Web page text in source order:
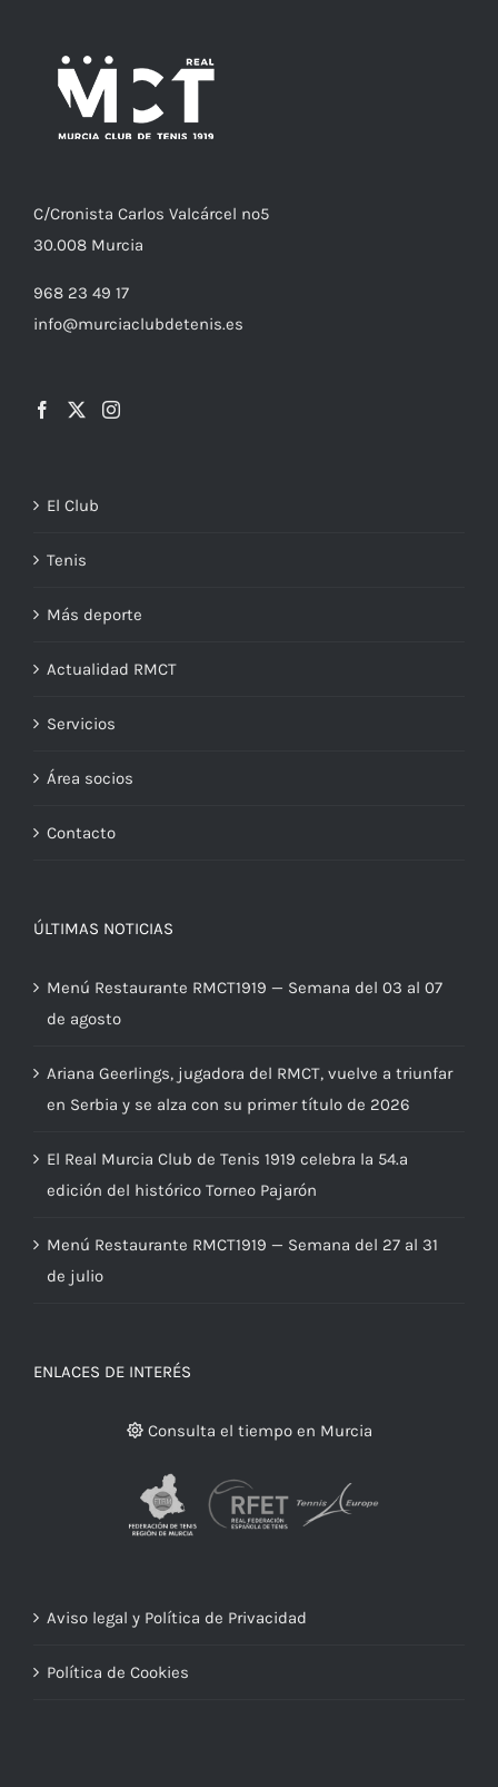
C/Cronista Carlos Valcárcel nº5
30.008 Murcia
968 23 49 17
info@murciaclubdetenis.es
El Club
Tenis
Más deporte
Actualidad RMCT
Servicios
Área socios
Contacto
ÚLTIMAS NOTICIAS
Menú Restaurante RMCT1919 — Semana del 03 al 07
de agosto
Ariana Geerlings, jugadora del RMCT, vuelve a triunfar
en Serbia y se alza con su primer título de 2026
El Real Murcia Club de Tenis 1919 celebra la 54.ª
edición del histórico Torneo Pajarón
Menú Restaurante RMCT1919 — Semana del 27 al 31
de julio
ENLACES DE INTERÉS
Consulta el tiempo en Murcia
Aviso legal y Política de Privacidad
Política de Cookies